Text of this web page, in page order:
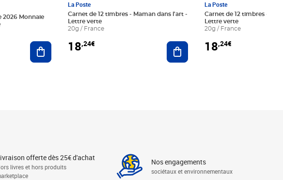
2026 Monnaie
Ajouter au panier
La Poste
Carnet de 12 timbres - Maman dans l'art -
Lettre verte
20g / France
18,24€ Ajouter au panier
La Poste
Carnet de 12 timbres - Le
Lettre verte
20g / France
18,24€
offerte dès 25€ d'achat
livres et hors produits
Nos engagements
sociétaux et environnementaux